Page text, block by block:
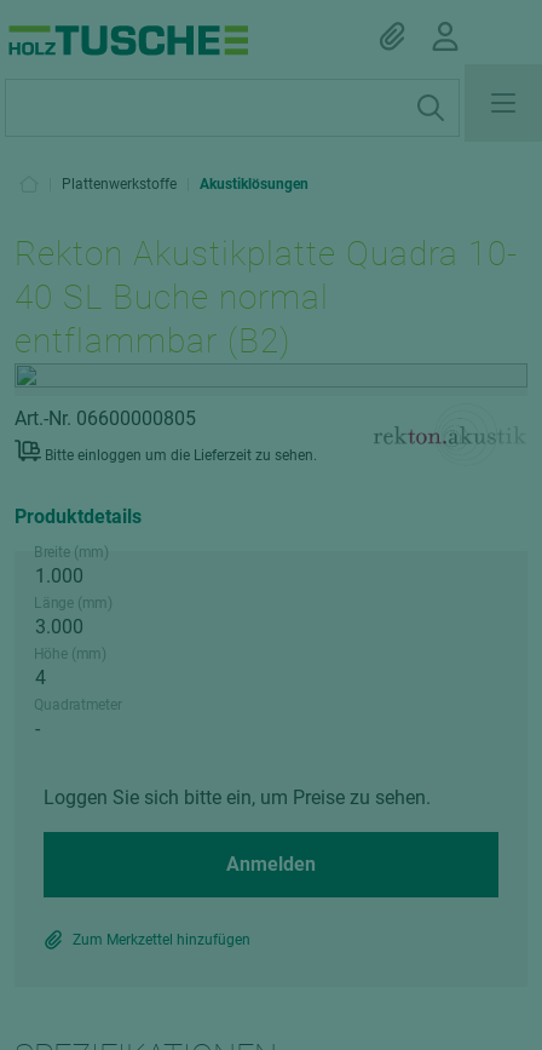
Plattenwerkstoffe Akustiklösungen
Rekton Akustikplatte Quadra 10-
40 SL Buche normal
entflammbar (B2)
Art.-Nr. 06600000805
Bitte einloggen um die Lieferzeit zu sehen.
Produktdetails
Breite (mm)
Länge (mm)
Höhe (mm)
Quadratmeter
Loggen Sie sich bitte ein, um Preise zu sehen.
Anmelden
Zum Merkzettel hinzufügen